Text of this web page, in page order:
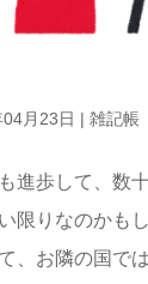
月23日 | 雑記帳
進歩して、数
限りなのかも
、お隣の国で